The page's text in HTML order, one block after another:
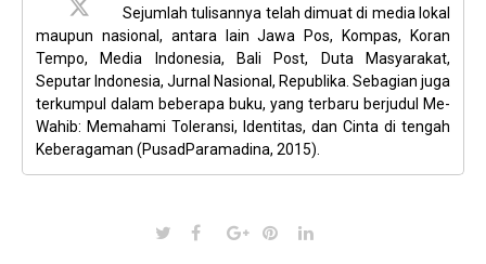
Sejumlah tulisannya telah dimuat di media lokal
maupun nasional, antara lain Jawa Pos, Kompas, Koran
Tempo, Media Indonesia, Bali Post, Duta Masyarakat,
Seputar Indonesia, Jurnal Nasional, Republika. Sebagian juga
terkumpul dalam beberapa buku, yang terbaru berjudul Me-
Wahib: Memahami Toleransi, Identitas, dan Cinta di tengah
Keberagaman (PusadParamadina, 2015).